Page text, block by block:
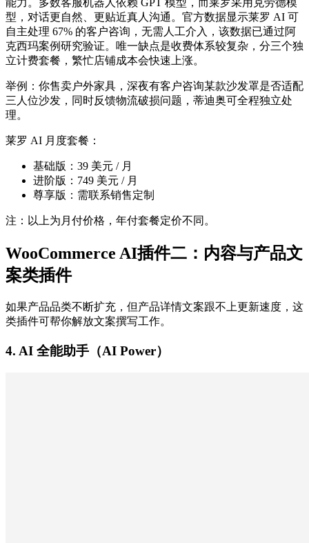
能力。多数客服机器人依赖 GPT 模型，而莱罗采用克劳德模
型，对话更自然、更贴近真人沟通。官方数据显示莱罗 AI 可
自主处理 67% 的客户咨询，无需人工介入，该数据已通过阿
克西玛案例研究验证。唯一缺点是收费体系较复杂，分三个独
立计费套餐，繁忙店铺成本会快速上涨。
举例：你售卖户外家具，深夜有客户咨询某款沙发罩是否适配
三人位沙发，同时反馈物流破损问题，蒂迪奥可全程独立处
理。
莱罗 AI 月度套餐：
基础版：39 美元 / 月
进阶版：749 美元 / 月
尊享版：需联系销售定制
注：以上为月付价格，年付套餐定价不同。
WooCommerce AI插件二：内容与产品文
案类插件
如果产品品类不断扩充，但产品详情文案跟不上更新速度，这
类插件可帮你解放文案撰写工作。
4. AI 全能助手（AI Power）